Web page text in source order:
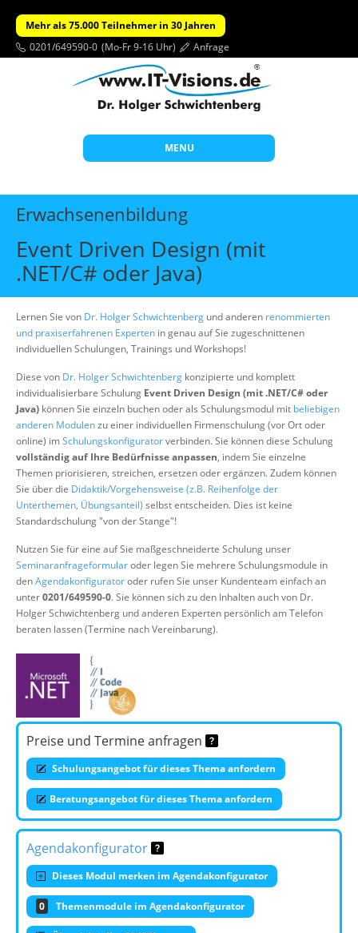
Mehr als 75.000 Teilnehmer in 30 Jahren
0201/649590-0 (Mo-Fr 9-16 Uhr) Anfrage
MENU
Start
Themen
Beratung
Individuelle Schulungen
Offene Seminare
Wissen
Suche
Erwachsenenbildung
Event Driven Design (mit
.NET/C# oder Java)
Lernen Sie von Dr. Holger Schwichtenberg und anderen renommierten
und praxiserfahrenen Experten in genau auf Sie zugeschnittenen
individuellen Schulungen, Trainings und Workshops!
Diese von Dr. Holger Schwichtenberg konzipierte und komplett
individualisierbare Schulung Event Driven Design (mit .NET/C# oder
Java) können Sie einzeln buchen oder als Schulungsmodul mit beliebigen
anderen Modulenzu einer individuellen Firmenschulung (vor Ort oder
online) imSchulungskonfiguratorverbinden. Sie können diese Schulung
vollständig auf Ihre Bedürfnisse anpassen, indem Sie einzelne
Themen priorisieren, streichen, ersetzen oder ergänzen. Zudem können
Sie über die Didaktik/Vorgehensweise (z.B. Reihenfolge der
Unterthemen, Übungsanteil) selbst entscheiden. Dies ist keine
Standardschulung "von der Stange"!
Nutzen Sie für eine auf Sie maßgeschneiderte Schulung unser
Seminaranfrageformularoder legen Sie mehrere Schulungsmodule in
denAgendakonfiguratoroder rufen Sie unser Kundenteam einfach an
unter0201/649590-0. Sie können sich zu den Inhalten auch von Dr.
Holger Schwichtenberg und anderen Experten persönlich am Telefon
beraten lassen (Termine nach Vereinbarung).
Preise und Termine anfragen
Schulungsangebot für dieses Thema anfordern
Beratungsangebot für dieses Thema anfordern
Agendakonfigurator
Dieses Modul merken im Agendakonfigurator
0 Themenmodule im Agendakonfigurator